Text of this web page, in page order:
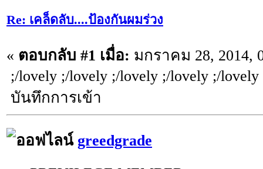
Re: เคล็ดลับ....ป้องกันผมร่วง
« ตอบกลับ #1 เมื่อ: มกราคม 28, 2014,
;/lovely ;/lovely ;/lovely ;/lovely ;/
บันทึกการเข้า
greedgrade